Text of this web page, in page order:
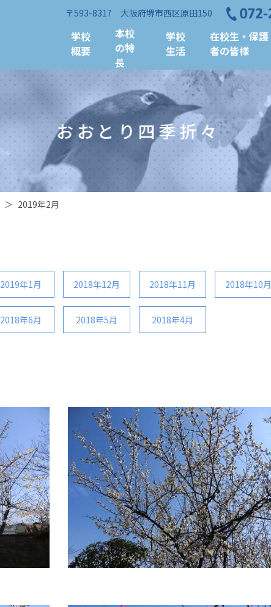
学校
概要
本校
の特
長
学校
生活
在校生・保護
者の皆様
〒593-8317 大阪府堺市西区原田150
おおとり四季折々
＞ 2019年2月
2019年1月 2018年12月 2018年11月 2018年10月
2018年6月 2018年5月 2018年4月